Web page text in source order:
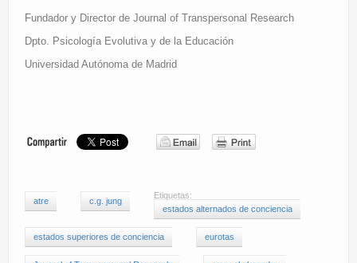
Fundador y Director de Journal of Transpersonal Research
Dpto. Psicología Evolutiva y de la Educación
Universidad Autónoma de Madrid
Etiquetas:
atre
c.g. jung
estados alternados de conciencia
estados superiores de conciencia eurotas